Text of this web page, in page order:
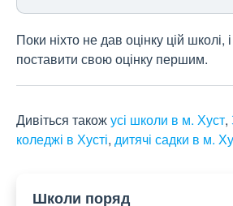
Поки ніхто не дав оцінку цій школі,
поставити свою оцінку першим.
Дивіться такожусі школи в м. Хуст,
коледжі в Хусті, дитячі садки в м.
Школи поряд